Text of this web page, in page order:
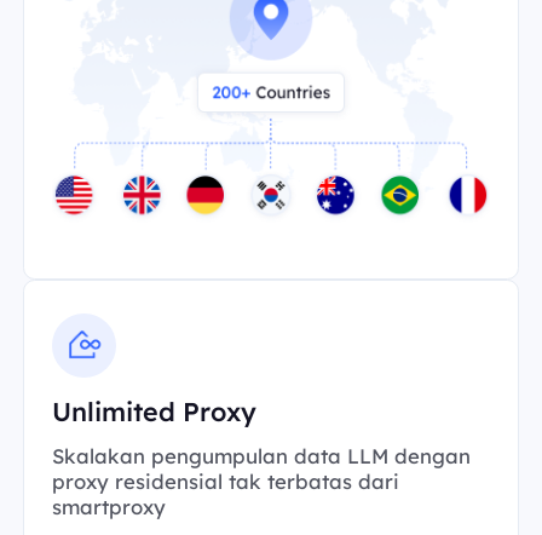
Unlimited Proxy
Skalakan pengumpulan data LLM dengan
proxy residensial tak terbatas dari
smartproxy